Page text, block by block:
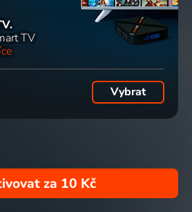
TV
Vybrat
za 10 Kč